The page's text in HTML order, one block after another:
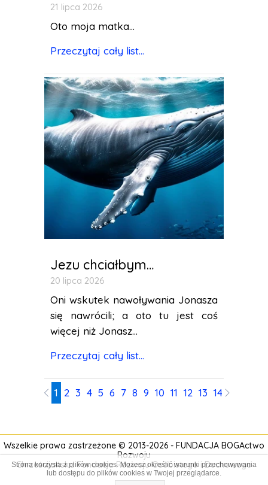
21 lipca 2026
Oto moja matka...
Przeczytaj cały list...
Jezu chciałbym…
20 lipca 2026
Oni wskutek nawoływania Jonasza
się nawrócili; a oto tu jest coś
więcej niż Jonasz...
Przeczytaj cały list...
1 2 3 4 5 6 7 8 9 10 11 12 13 14 15
Wszelkie prawa zastrzeżone © 2013-2026 - FUNDACJA BOGActwo
Rozwoju
Chrześcijańska Fundacja Rozwoju Osobistego i Duchowego
Strona korzysta z plików cookies. Możesz określić warunki przechowywania
lub dostępu do plików cookies w Twojej przeglądarce.